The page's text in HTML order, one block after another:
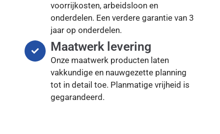
voorrijkosten, arbeidsloon en
onderdelen. Een verdere garantie van 3
jaar op onderdelen.
Maatwerk levering
Onze maatwerk producten laten
vakkundige en nauwgezette planning
tot in detail toe. Planmatige vrijheid is
gegarandeerd.